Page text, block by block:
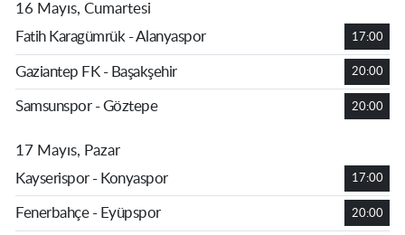
16 Mayıs, Cumartesi
Fatih Karagümrük - Alanyaspor
17:00
Gaziantep FK - Başakşehir 20:00
Samsunspor - Göztepe 20:00
17 Mayıs, Pazar
Kayserispor - Konyaspor
17:00
Fenerbahçe - Eyüpspor 20:00